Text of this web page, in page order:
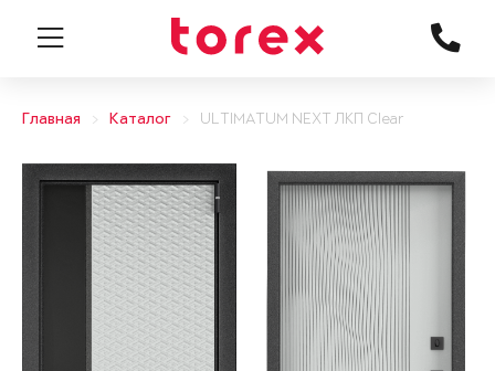
Главная Каталог ULTIMATUM NEXT ЛКП Clear